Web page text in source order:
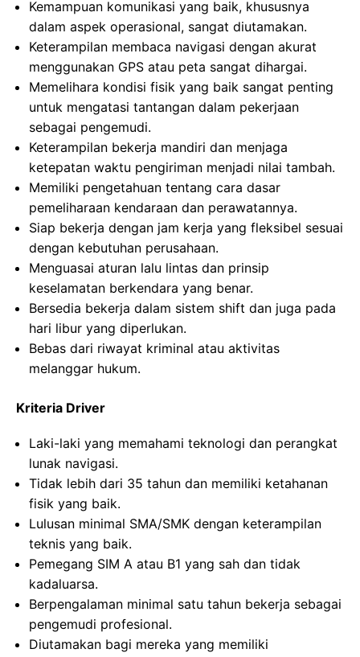
Kemampuan komunikasi yang baik, khususnya
dalam aspek operasional, sangat diutamakan.
Keterampilan membaca navigasi dengan akurat
menggunakan GPS atau peta sangat dihargai.
Memelihara kondisi fisik yang baik sangat penting
untuk mengatasi tantangan dalam pekerjaan
sebagai pengemudi.
Keterampilan bekerja mandiri dan menjaga
ketepatan waktu pengiriman menjadi nilai tambah.
Memiliki pengetahuan tentang cara dasar
pemeliharaan kendaraan dan perawatannya.
Siap bekerja dengan jam kerja yang fleksibel sesuai
dengan kebutuhan perusahaan.
Menguasai aturan lalu lintas dan prinsip
keselamatan berkendara yang benar.
Bersedia bekerja dalam sistem shift dan juga pada
hari libur yang diperlukan.
Bebas dari riwayat kriminal atau aktivitas
melanggar hukum.
Kriteria Driver
Laki-laki yang memahami teknologi dan perangkat
lunak navigasi.
Tidak lebih dari 35 tahun dan memiliki ketahanan
fisik yang baik.
Lulusan minimal SMA/SMK dengan keterampilan
teknis yang baik.
Pemegang SIM A atau B1 yang sah dan tidak
kadaluarsa.
Berpengalaman minimal satu tahun bekerja sebagai
pengemudi profesional.
Diutamakan bagi mereka yang memiliki